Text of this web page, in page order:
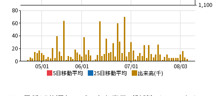
5日移動平均 25日移動平均 出来高(千)
08/03
07/01
06/01
05/01
1,100
0
20
40
60
80